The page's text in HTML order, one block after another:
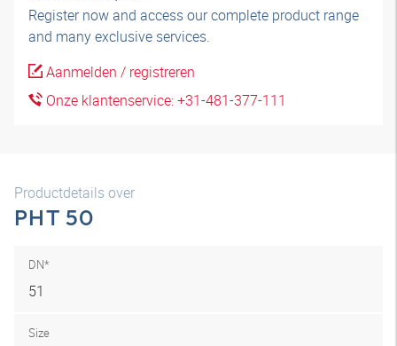
Register now and access our complete product range
and many exclusive services.
Aanmelden / registreren
Onze klantenservice: +31-481-377-111
Productdetails over
PHT 50
DN*
51
Size